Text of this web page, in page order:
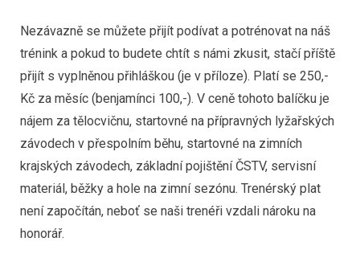
Nezávazně se můžete přijít podívat a potrénovat na náš
trénink a pokud to budete chtít s námi zkusit, stačí příště
přijít s vyplněnou přihláškou (je v příloze). Platí se 250,-
Kč za měsíc (benjamínci 100,-). V ceně tohoto balíčku je
nájem za tělocvičnu, startovné na přípravných lyžařských
závodech v přespolním běhu, startovné na zimních
krajských závodech, základní pojištění ČSTV, servisní
materiál, běžky a hole na zimní sezónu. Trenérský plat
není započítán, neboť se naši trenéři vzdali nároku na
honorář.